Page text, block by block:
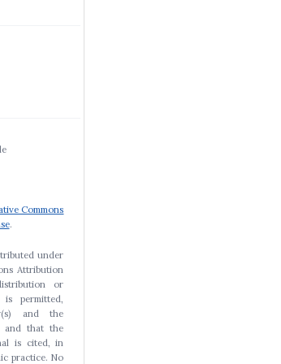
Commons
.
under
Attribution
or
permitted,
and the
and that the
is cited, in
practice. No